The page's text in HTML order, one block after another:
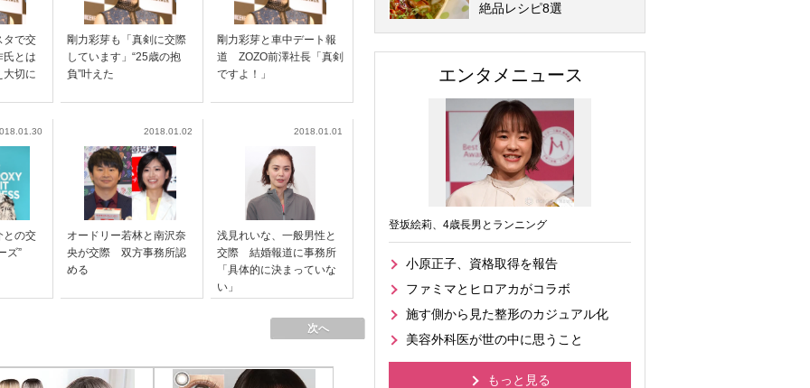
タで交
とは
大切に
剛力彩芽も「真剣に交際
しています」“25歳の抱
負”叶えた
剛力彩芽と車中デート報
道 ZOZO前澤社長「真剣
ですよ！」
との交
ズ”
2018.01.02
オードリー若林と南沢奈
央が交際 双方事務所認
める
2018.01.01
浅見れいな、一般男性と
交際 結婚報道に事務所
「具体的に決まっていな
い」
次へ
絶品レシピ8選
エンタメニュース
登坂絵莉、4歳長男とランニング
小原正子、資格取得を報告
ファミマとヒロアカがコラボ
施す側から見た整形のカジュアル化
美容外科医が世の中に思うこと
もっと見る